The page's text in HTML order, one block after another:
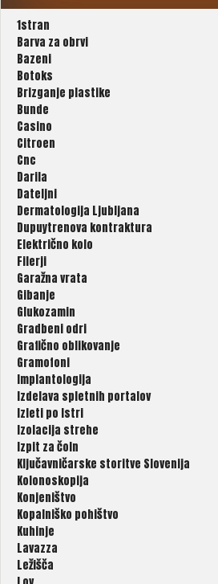
1stran
Barva za obrvi
Bazeni
Botoks
Brizganje plastike
Bunde
Casino
Citroen
Cnc
Darila
Dateljni
Dermatologija Ljubljana
Dupuytrenova kontraktura
Električno kolo
Filerji
Garažna vrata
Gibanje
Glukozamin
Gradbeni odri
Grafično oblikovanje
Gramofoni
Implantologija
Izdelava spletnih portalov
Izleti po Istri
Izolacija strehe
Izpit za čoln
Ključavničarske storitve Slovenija
Kolonoskopija
Konjeništvo
Kopalniško pohištvo
Kuhinje
Lavazza
Ležišča